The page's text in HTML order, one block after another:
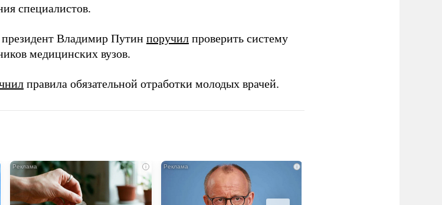
специалистов.
Владимир Путин поручил проверить систему
медицинских вузов.
правила обязательной отработки молодых врачей.
i i